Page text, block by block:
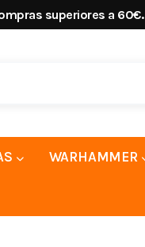
superiores a 60€.
WARHAMMER